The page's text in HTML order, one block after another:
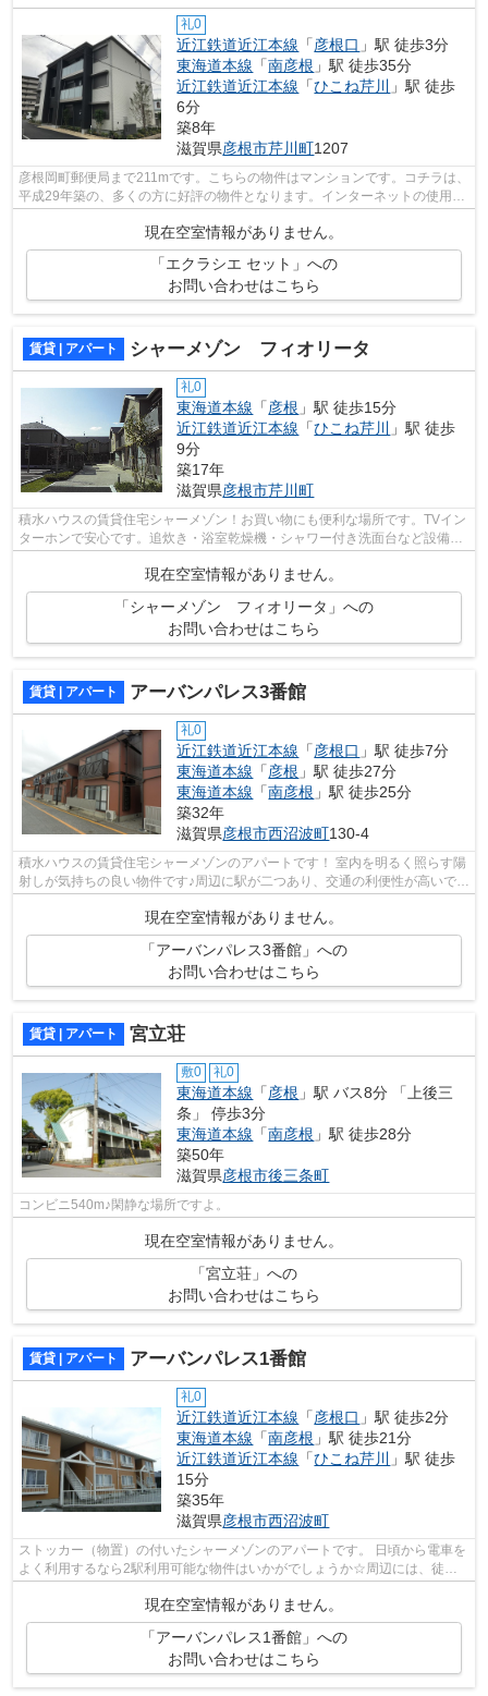
礼0
近江鉄道近江本線 「彦根口 」駅 徒歩3分
東海道本線 「南彦根 」駅 徒歩35分
近江鉄道近江本線 「ひこね芹川
」駅 徒歩
6分
築8年
滋賀県彦根市芹川町1207
彦根岡町郵便局まで211mです。こちらの物件はマンションです。コチラは、
平成29年築の、多くの方に好評の物件となります。インターネットの使用が
可能な物件です。できるだけ早めに不...
現在空室情報がありません。
「エクラシエ セット」への
お問い合わせはこちら
賃貸 | アパート シャーメゾン フィオリータ
礼0
東海道本線 「彦根 」駅 徒歩15分
近江鉄道近江本線 「ひこね芹川
」駅 徒歩
9分
築17年
滋賀県彦根市芹川町
積水ハウスの賃貸住宅シャーメゾン！お買い物にも便利な場所です。TVイン
ターホンで安心です。追炊き・浴室乾燥機・シャワー付き洗面台など設備も
現在空室情報がありません。
「シャーメゾン フィオリータ」への
お問い合わせはこちら
賃貸 | アパート アーバンパレス3番館
礼0
近江鉄道近江本線 「彦根口 」駅 徒歩7分
東海道本線 「彦根 」駅 徒歩27分
東海道本線 「南彦根 」駅 徒歩25分
築32年
滋賀県彦根市西沼波町130-4
積水ハウスの賃貸住宅シャーメゾンのアパートです！ 室内を明るく照らす陽
射しが気持ちの良い物件です♪周辺に駅が二つあり、交通の利便性が高いです
♪インターネットをご利用いただけま...
現在空室情報がありません。
「アーバンパレス3番館」への
お問い合わせはこちら
賃貸 | アパート 宮立荘
敷0 礼0
東海道本線 「彦根 」駅 バス8分 「上後三
条」 停歩3分
東海道本線 「南彦根 」駅 徒歩28分
築50年
滋賀県彦根市後三条町
コンビニ540m♪閑静な場所ですよ。
現在空室情報がありません。
「宮立荘」への
お問い合わせはこちら
賃貸 | アパート アーバンパレス1番館
礼0
近江鉄道近江本線 「彦根口 」駅 徒歩2分
東海道本線 「南彦根 」駅 徒歩21分
近江鉄道近江本線 「ひこね芹川
」駅 徒歩
15分
築35年
滋賀県彦根市西沼波町
ストッカー（物置）の付いたシャーメゾンのアパートです。 日頃から電車を
よく利用するなら2駅利用可能な物件はいかがでしょうか☆周辺には、徒歩2
現在空室情報がありません。
「アーバンパレス1番館」への
お問い合わせはこちら